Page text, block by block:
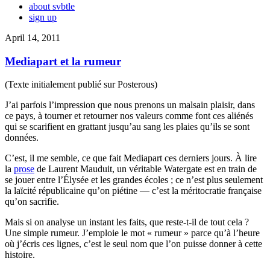
about svbtle
sign up
April 14, 2011
Mediapart et la rumeur
(Texte initialement publié sur Posterous)
J’ai parfois l’impression que nous prenons un malsain plaisir, dans
ce pays, à tourner et retourner nos valeurs comme font ces aliénés
qui se scarifient en grattant jusqu’au sang les plaies qu’ils se sont
données.
C’est, il me semble, ce que fait Mediapart ces derniers jours. À lire
la prose de Laurent Mauduit, un véritable Watergate est en train de
se jouer entre l’Élysée et les grandes écoles ; ce n’est plus seulement
la laïcité républicaine qu’on piétine — c’est la méritocratie française
qu’on sacrifie.
Mais si on analyse un instant les faits, que reste-t-il de tout cela ?
Une simple rumeur. J’emploie le mot « rumeur » parce qu’à l’heure
où j’écris ces lignes, c’est le seul nom que l’on puisse donner à cette
histoire.